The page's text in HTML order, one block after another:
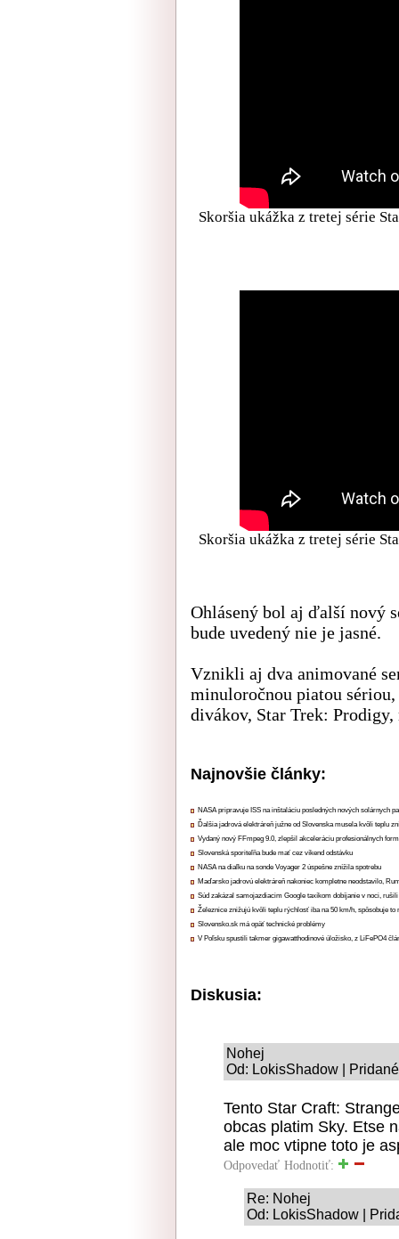
Skoršia ukážka z tretej série
Skoršia ukážka z tretej série
Ohlásený bol aj ďalší nový
bude uvedený nie je jasné.
Vznikli aj dva animované
minuloročnou piatou
divákov, Star Trek: Prodigy,
Najnovšie články:
NASA pripravuje ISS na inštaláciu posledných nových solárnych
Ďalšia jadrová elektráreň južne od Slovenska musela kvôli teplu
Vydaný nový FFmpeg 9.0, zlepšil akceleráciu profesionálnych
Slovenská sporiteľňa bude mať cez víkend odstávku
NASA na diaľku na sonde Voyager 2 úspešne znížila spotrebu
Maďarsko jadrovú elektráreň nakoniec kompletne neodstavilo,
Súd zakázal samojazdiacim Google taxíkom dobíjanie v noci,
Železnice znižujú kvôli teplu rýchlosť iba na 50 km/h, spôsobuje to
Slovensko.sk má opäť technické problémy
V Poľsku spustili takmer gigawatthodinové úložisko, z LiFePO4
Diskusia:
Nohej
Od: LokisShadow |
Tento Star Craft:
obcas platim Sky. Etse
ale moc vtipne toto je
Odpovedať Hodnotiť:
Re: Nohej
Od: LokisShadow |